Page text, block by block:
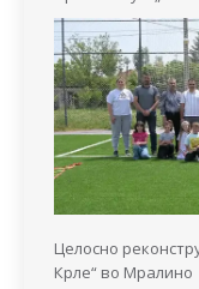
Целосно
Крле“ во Мралино